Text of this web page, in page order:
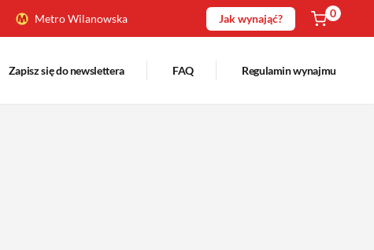
Metro Wilanowska Jak wynająć? 0
Zapisz się do newslettera FAQ Regulamin wynajmu